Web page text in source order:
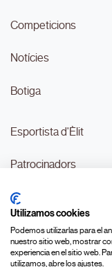
Utilizamos cookies
Podemos utilizarlas para el
nuestro sitio web, mostrar
experiencia en el sitio web.
utilizamos, abre los ajustes.
Competicions
Notícies
Botiga
Esportista d'Èlit
Patrocinadors
Transparència
#MouLaPilota